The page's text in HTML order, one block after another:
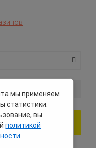
мы применяем
статистики.
вы
политикой